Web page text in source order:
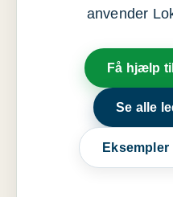
anvender
Få hjælp
Se alle